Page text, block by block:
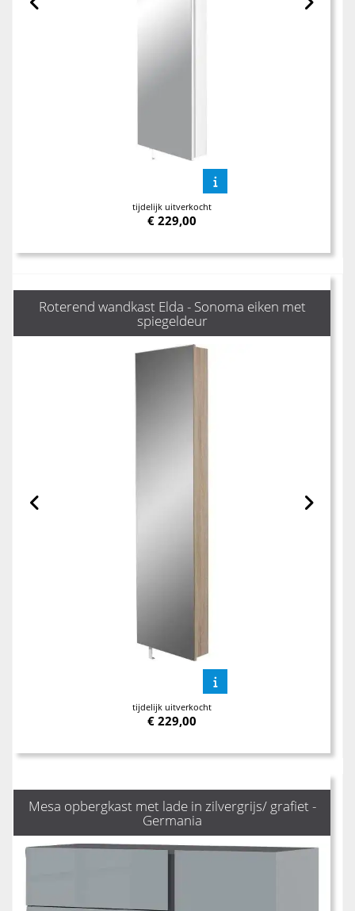
tijdelijk uitverkocht
€ 229,00
Roterend wandkast Elda - Sonoma eiken met
spiegeldeur
tijdelijk uitverkocht
€ 229,00
Mesa opbergkast met lade in zilvergrijs/ grafiet -
Germania